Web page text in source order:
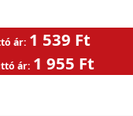
ár: 1 539 Ft
ár: 1 955 Ft